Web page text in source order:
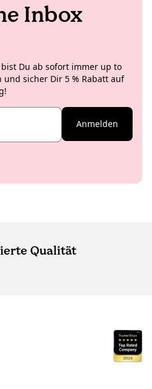
Inbox
Du ab sofort immer up to
sicher Dir 5 % Rabatt auf
Anmelden
Qualität